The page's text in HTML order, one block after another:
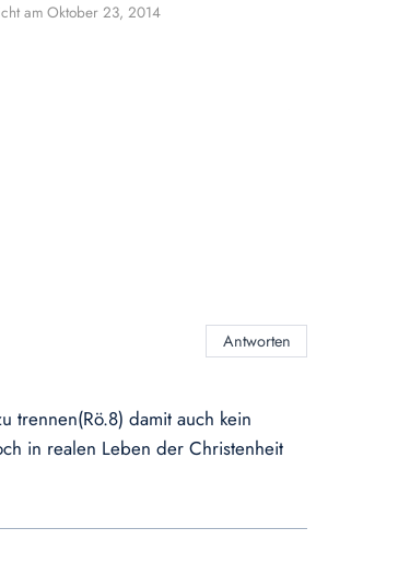
amOktober 23, 2014
trennen(Rö.8) damit auch kein
in realen Leben der Christenheit
Antworten